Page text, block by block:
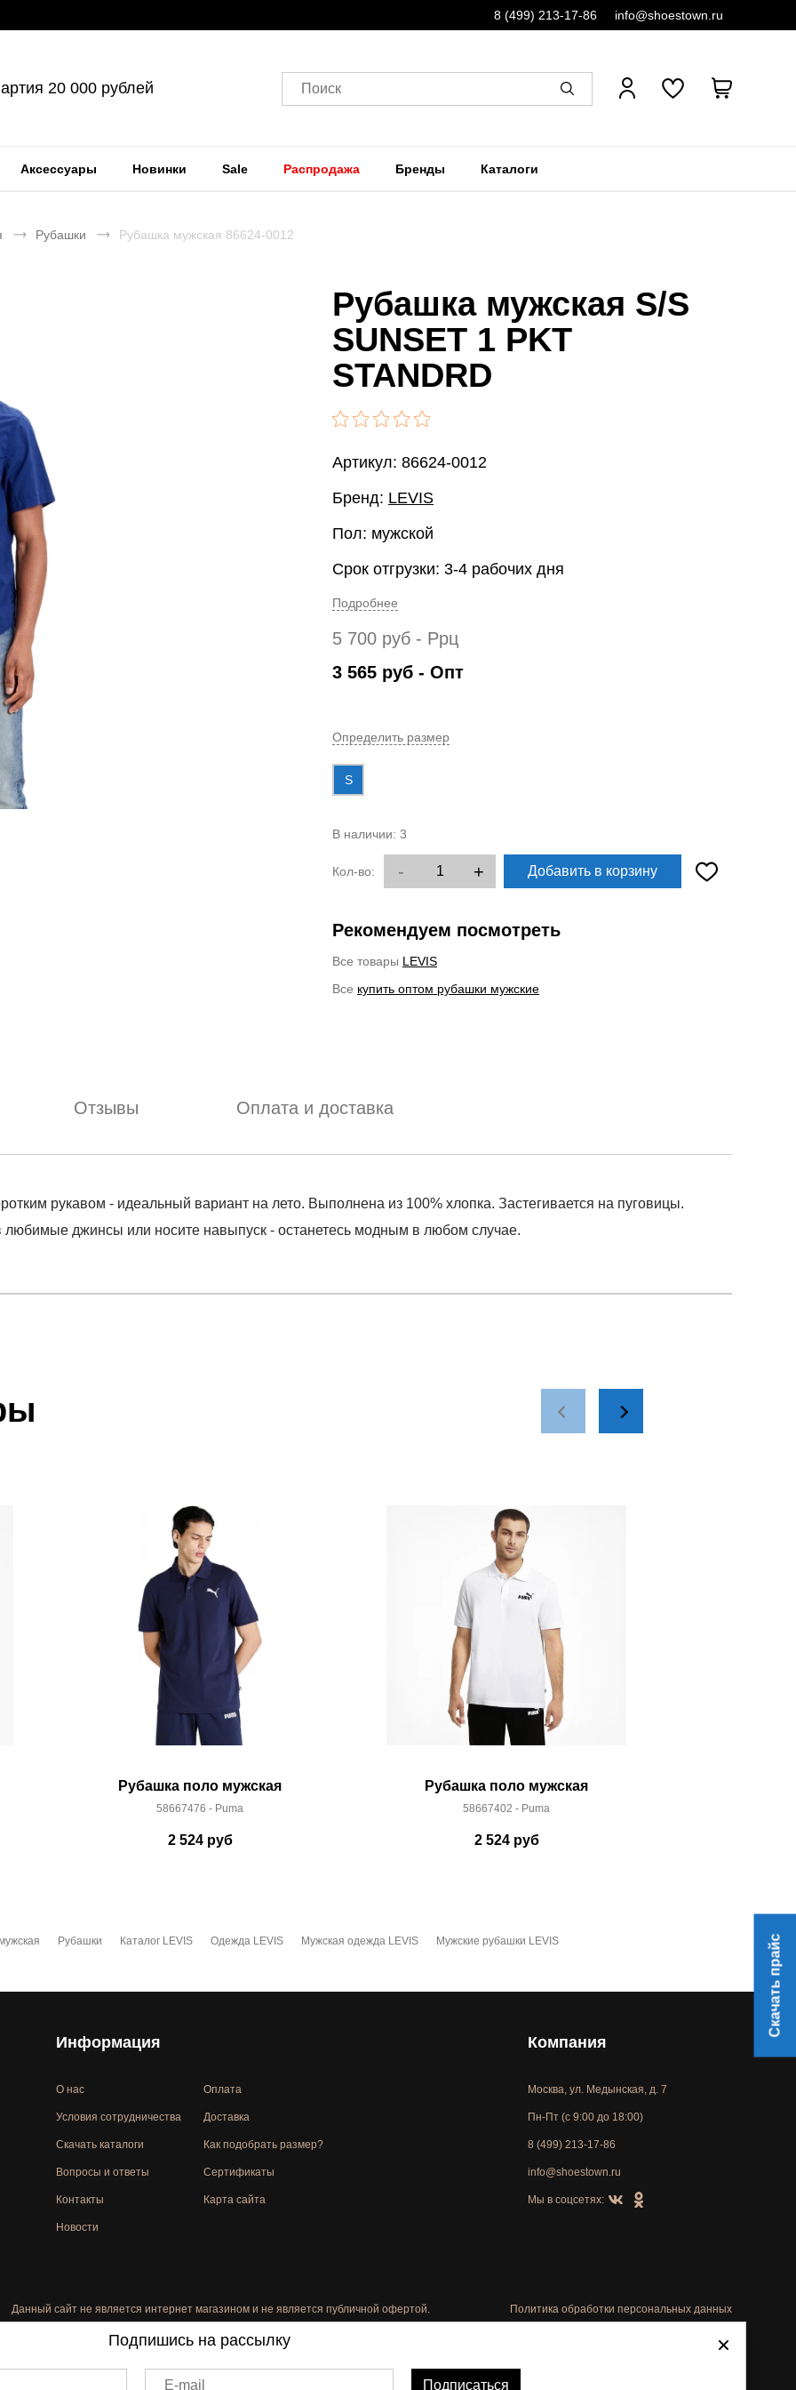
8 (499) 213-17-86 info@shoestown.ru
20 000 рублей Поиск
Аксессуары Новинки Sale Распродажа Бренды Каталоги
Рубашки Рубашка мужская 86624-0012
Рубашка мужская S/S
SUNSET 1 PKT
STANDRD
Артикул: 86624-0012
Бренд: LEVIS
Пол: мужской
Срок отгрузки: 3-4 рабочих дня
Подробнее
5 700 руб - Ррц
3 565 руб - Опт
Определить размер
S
В наличии: 3
Кол-во: - + Добавить в корзину
Рекомендуем посмотреть
Все товары LEVIS
Все купить оптом рубашки мужские
Отзывы Оплата и доставка
рукавом - идеальный вариант на лето. Выполнена из 100% хлопка. Застегивается на пуговицы.
любимые джинсы или носите навыпуск - останетесь модным в любом случае.
доставки
Рубашка поло мужская
58667476 - Puma
2 524руб
Рубашка поло мужская
58667402 - Puma
2 524руб
Рубашки Каталог LEVIS Одежда LEVIS Мужская одежда LEVIS Мужские рубашки LEVIS
Информация
О нас
Условия сотрудничества
Скачать каталоги
Вопросы и ответы
Контакты
Новости
Оплата
Доставка
Как подобрать размер?
Сертификаты
Карта сайта
Компания
Москва, ул. Медынская, д. 7
Пн-Пт (с 9:00 до 18:00)
8 (499) 213-17-86
info@shoestown.ru
Мы в соцсетях:
Данный сайт не является интернет магазином и не является публичной офертой. Политика обработки персональных данных
Автоматизировано -
Скачать прайс
Подпишись на рассылку
E-mail Подписаться